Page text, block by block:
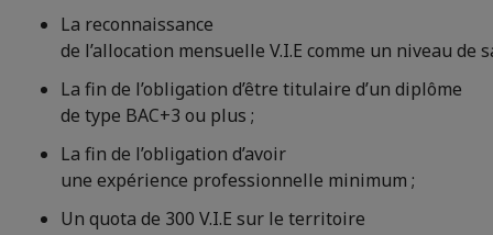
La reconnaissance
de l’allocation mensuelle V.I.E comme un niveau de
La fin de l’obligation d’être titulaire d’un diplôme
de type BAC+3 ou plus ;
La fin de l’obligation d’avoir
une expérience professionnelle minimum ;
Un quota de 300 V.I.E sur le territoire